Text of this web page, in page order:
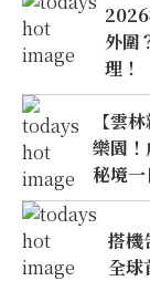
外圍
理！
【雲
樂園
秘境
搭機
全